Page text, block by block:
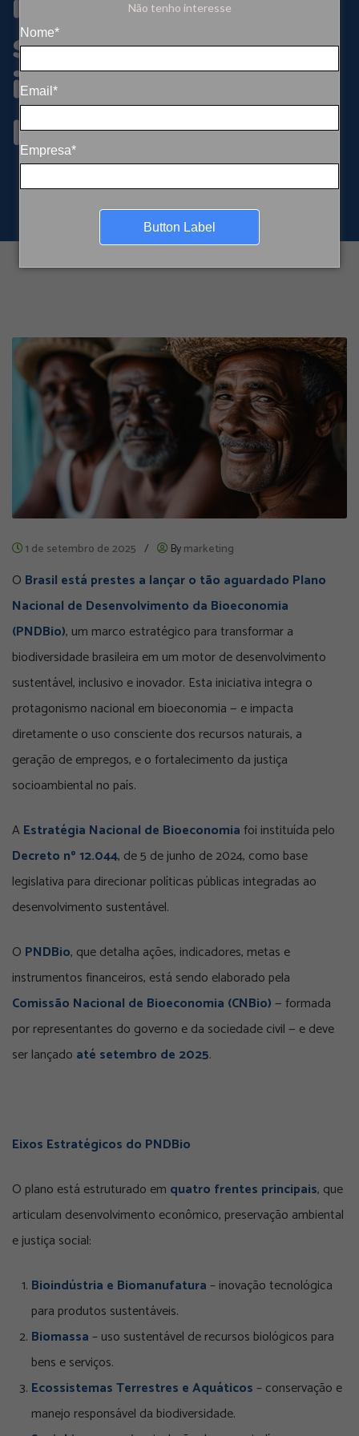
Não tenho interesse
Nome*
Email*
Empresa*
Button Label
sustentável,
inclusão social e
prosperidade
1 de setembro de 2025 / Bymarketing
O Brasil está prestes a lançar o tão aguardado Plano
Nacional de Desenvolvimento da Bioeconomia
(PNDBio), um marco estratégico para transformar a
biodiversidade brasileira em um motor de desenvolvimento
sustentável, inclusivo e inovador. Esta iniciativa integra o
protagonismo nacional em bioeconomia — e impacta
diretamente o uso consciente dos recursos naturais, a
geração de empregos, e o fortalecimento da justiça
socioambiental no país.
AEstratégia Nacional de Bioeconomiafoi instituída pelo
Decreto nº 12.044, de 5 de junho de 2024, como base
legislativa para direcionar políticas públicas integradas ao
desenvolvimento sustentável.
O PNDBio, que detalha ações, indicadores, metas e
instrumentos financeiros, está sendo elaborado pela
Comissão Nacional de Bioeconomia (CNBio)— formada
por representantes do governo e da sociedade civil — e deve
ser lançado até setembro de 2025.
Eixos Estratégicos do PNDBio
O plano está estruturado em quatro frentes principais, que
articulam desenvolvimento econômico, preservação ambiental
e justiça social:
Bioindústria e Biomanufatura– inovação tecnológica
para produtos sustentáveis.
Biomassa– uso sustentável de recursos biológicos para
bens e serviços.
Ecossistemas Terrestres e Aquáticos– conservação e
manejo responsável da biodiversidade.